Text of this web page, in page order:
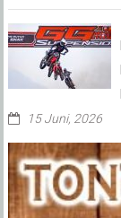
15 Juni, 2026